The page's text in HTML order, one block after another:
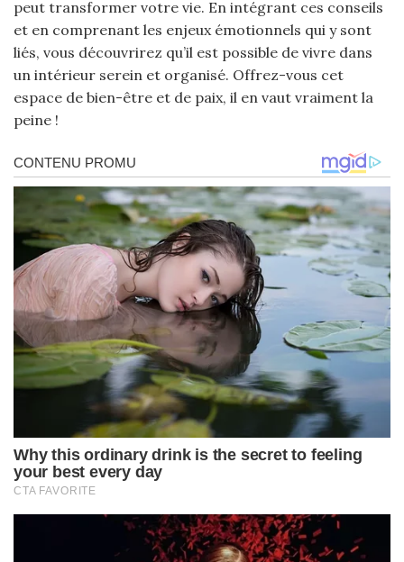
peut transformer votre vie. En intégrant ces conseils
et en comprenant les enjeux émotionnels qui y sont
liés, vous découvrirez qu’il est possible de vivre dans
un intérieur serein et organisé. Offrez-vous cet
espace de bien-être et de paix, il en vaut vraiment la
peine !